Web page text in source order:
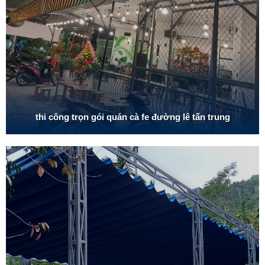
thi công trọn gói quán cà fe đường lê tấn trung